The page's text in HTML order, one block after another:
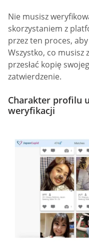
Nie musisz
skorzystaniem z
przez ten proces,
Wszystko, co musisz
przesłać kopię
zatwierdzenie.
Charakter profilu
weryfikacji